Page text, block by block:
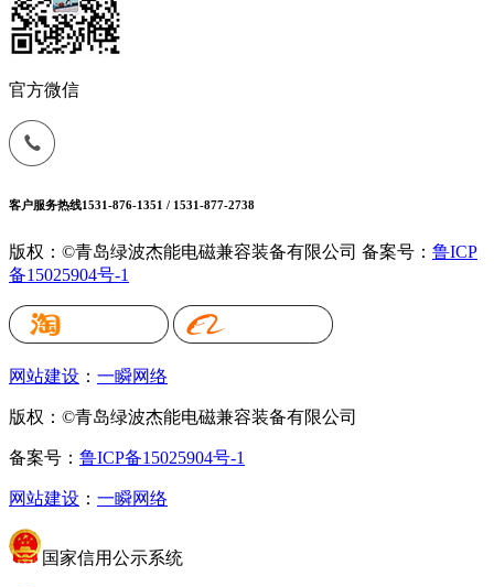
官方微信
客户服务热线1531-876-1351 / 1531-877-2738
版权：©青岛绿波杰能电磁兼容装备有限公司 备案号： 鲁ICP
备15025904号-1
网站建设 ： 一瞬网络
版权：©青岛绿波杰能电磁兼容装备有限公司
备案号： 鲁ICP备15025904号-1
网站建设 ： 一瞬网络
国家信用公示系统